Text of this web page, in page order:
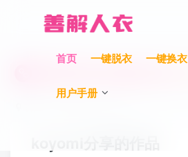
首页 一键脱衣 一键换衣
用户手册
充值限时巨惠，最高赠送700元！
充值限时巨惠，最高赠送700元！